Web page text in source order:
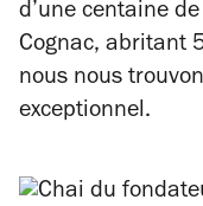
d’une centaine
Cognac, abritant
nous nous
exceptionnel.